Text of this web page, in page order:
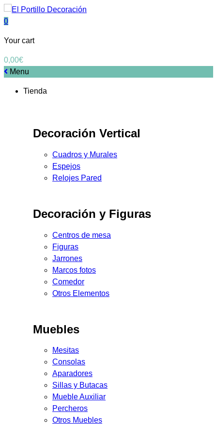
0
Your cart
0,00€
Menu
Tienda
Decoración Vertical
Cuadros y Murales
Espejos
Relojes Pared
Decoración y Figuras
Centros de mesa
Figuras
Jarrones
Marcos fotos
Comedor
Otros Elementos
Muebles
Mesitas
Consolas
Aparadores
Sillas y Butacas
Mueble Auxiliar
Percheros
Otros Muebles